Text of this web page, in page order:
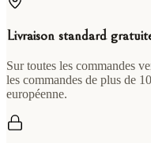
Livraison standard
Sur toutes les commandes
les commandes de plus de
européenne.